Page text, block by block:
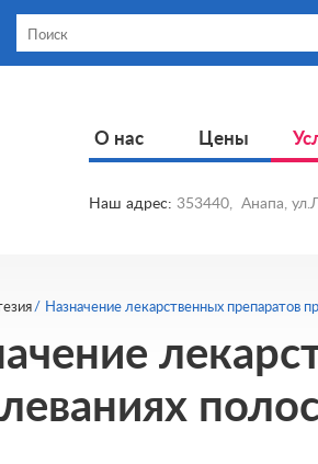
О нас Цены
Наш адрес: 353440, Анапа,
Назначение лекарственных препаратов